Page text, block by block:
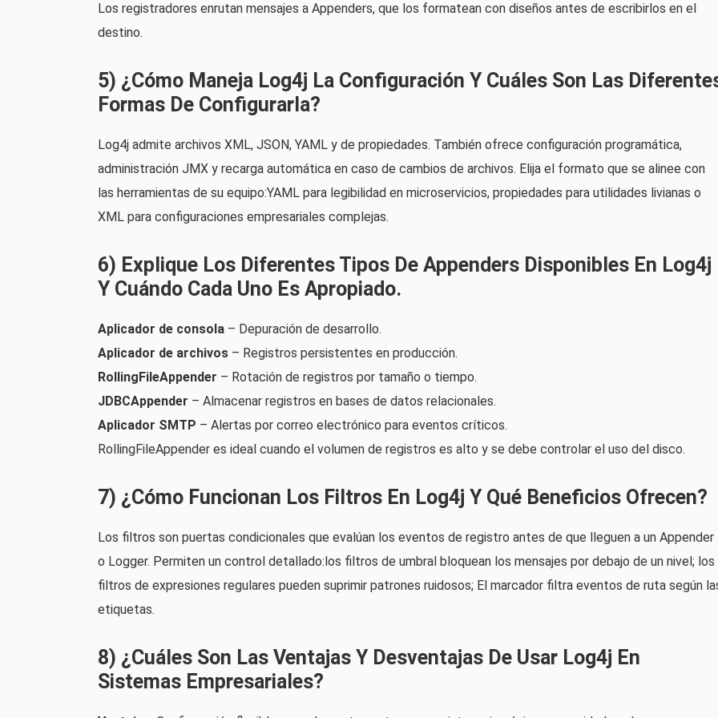
Los registradores enrutan mensajes a Appenders, que los formatean con diseños antes de escribirlos en el
destino.
5) ¿Cómo Maneja Log4j La Configuración Y Cuáles Son Las
Formas De Configurarla?
Log4j admite archivos XML, JSON, YAML y de propiedades. También ofrece configuración programática,
administración JMX y recarga automática en caso de cambios de archivos. Elija el formato que se alinee con
las herramientas de su equipo:YAML para legibilidad en microservicios, propiedades para utilidades livianas o
XML para configuraciones empresariales complejas.
6) Explique Los Diferentes Tipos De Appenders Disponibles En Log4j
Y Cuándo Cada Uno Es Apropiado.
Aplicador de consola – Depuración de desarrollo.
Aplicador de archivos – Registros persistentes en producción.
RollingFileAppender – Rotación de registros por tamaño o tiempo.
JDBCAppender – Almacenar registros en bases de datos relacionales.
Aplicador SMTP – Alertas por correo electrónico para eventos críticos.
RollingFileAppender es ideal cuando el volumen de registros es alto y se debe controlar el uso del disco.
7) ¿Cómo Funcionan Los Filtros En Log4j Y Qué Beneficios Ofrecen?
Los filtros son puertas condicionales que evalúan los eventos de registro antes de que lleguen a un Appender
o Logger. Permiten un control detallado:los filtros de umbral bloquean los mensajes por debajo de un nivel; los
filtros de expresiones regulares pueden suprimir patrones ruidosos; El marcador filtra eventos de ruta según
etiquetas.
8) ¿Cuáles Son Las Ventajas Y Desventajas De Usar Log4j En
Sistemas Empresariales?